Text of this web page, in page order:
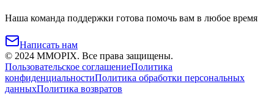
Наша команда поддержки готова помочь вам в любое время
Написать нам
© 2024 MMOPIX. Все права защищены.
Пользовательское соглашениеПолитика
конфиденциальностиПолитика обработки персональных
данныхПолитика возвратов